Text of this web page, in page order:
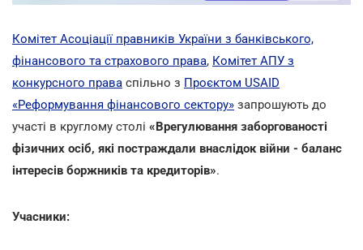
Комітет Асоціації правників України з банківського,
фінансового та страхового права, Комітет АПУ з
конкурсного права спільно з Проєктом USAID
«Реформування фінансового сектору» запрошують до
участі в круглому столі «Врегулювання заборгованості
фізичних осіб, які постраждали внаслідок війни - баланс
інтересів боржників та кредиторів».
Учасники: